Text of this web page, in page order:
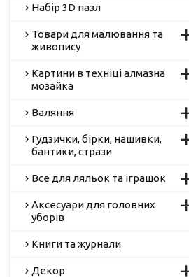
Набір 3D пазл
Товари для малювання та
живопису
Картини в техніці алмазна
мозайка
Валяння
Гудзички, бірки, нашивки,
бантики, стрази
Все для ляльок та іграшок
Аксесуари для головних
уборів
Книги та журнали
Декор